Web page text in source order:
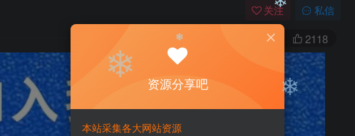
关注 私信
1W+ 2118
资源分享吧
本站采集各大网站资源
❄
❄
❄